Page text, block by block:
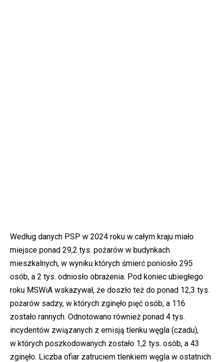
Według danych PSP w 2024 roku w całym kraju miało
miejsce ponad 29,2 tys. pożarów w budynkach
mieszkalnych, w wyniku których śmierć poniosło 295
osób, a 2 tys. odniosło obrażenia. Pod koniec ubiegłego
roku MSWiA wskazywał, że doszło też do ponad 12,3 tys.
pożarów sadzy, w których zginęło pięć osób, a 116
zostało rannych. Odnotowano również ponad 4 tys.
incydentów związanych z emisją tlenku węgla (czadu),
w których poszkodowanych zostało 1,2 tys. osób, a 43
zginęło. Liczba ofiar zatruciem tlenkiem węgla w ostatnich